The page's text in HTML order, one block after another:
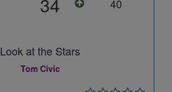
40
Look at the Stars
Tom Civic